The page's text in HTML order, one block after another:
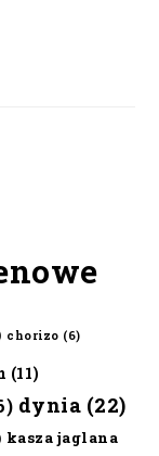
chorizo (6)
(11)
dynia (22)
kasza jaglana